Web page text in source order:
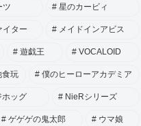
ツ 星のカービィ
イター メイドインアビス
遊戯王 VOCALOID
食玩 僕のヒーローアカデミア
ホッグ NieRシリーズ
ゲゲゲの鬼太郎 ウマ娘